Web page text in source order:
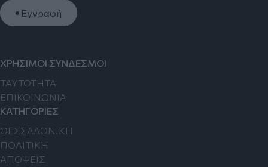
Εγγραφή
ΧΡΗΣΙΜΟΙ ΣΥΝΔΕΣΜΟΙ
TAYTOTHTA
ΕΠΙΚΟΙΝΩΝΙΑ
ΚΑΤΗΓΟΡΙΕΣ
ΘΕΣΣΑΛΟΝΙΚΗ
ΠΟΛΙΤΙΚΗ
ΑΠΟΨΕΙΣ